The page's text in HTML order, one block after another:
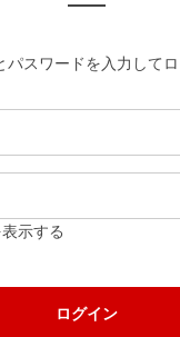
パスワードを入力して
示する